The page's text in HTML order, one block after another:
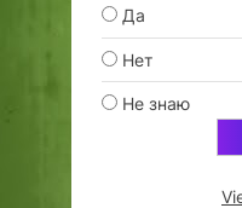
Да
Нет
Не знаю